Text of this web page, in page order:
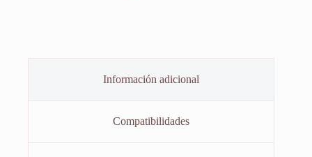
Información adicional
Compatibilidades